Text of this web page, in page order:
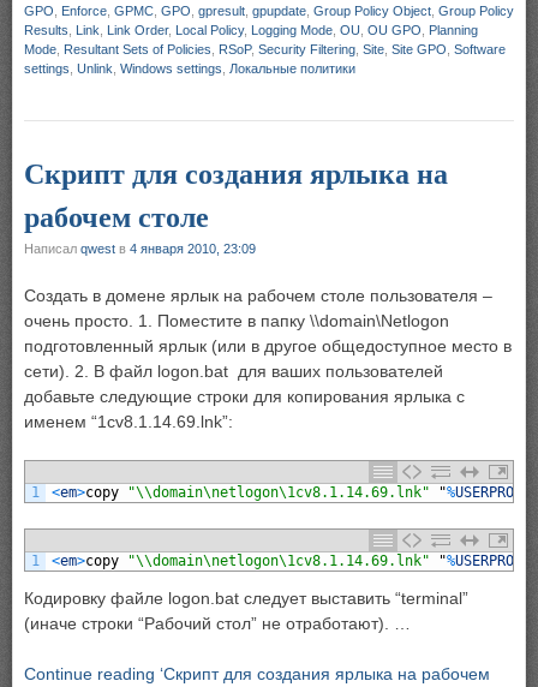
GPO
Enforce GPMC GPO gpresult gpupdate Group Policy Object Group Policy
Results
Link Link Order, Local Policy, Logging Mode OU OU GPO
Planning
Mode Resultant Sets of Policies RSoP, Security Filtering Site Site GPO Software
settings Unlink Windows settings Локальные политики
Скрипт для создания ярлыка на
рабочем столе
Написал qwest в 4 января 2010, 23:09
Создать в домене ярлык на рабочем столе пользователя –
очень просто. 1. Поместите в папку \\domain\Netlogon
подготовленный ярлык (или в другое общедоступное место в
сети). 2. В файл logon.bat для ваших пользователей
добавьте следующие строки для копирования ярлыка с
именем “1cv8.1.14.69.lnk”:
1 <em>copy "\\domain\netlogon\1cv8.1.14.69.lnk" "%
1 <em>copy "\\domain\netlogon\1cv8.1.14.69.lnk" "%
Кодировку файле logon.bat следует выставить “terminal”
(иначе строки “Рабочий стол” не отработают). …
Continue reading ‘Скрипт для создания ярлыка на рабочем